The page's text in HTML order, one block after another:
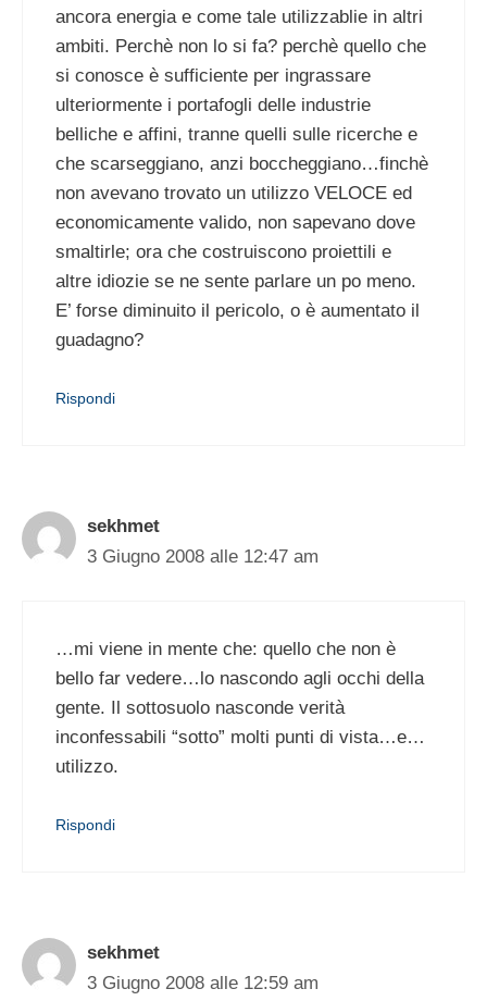
ancora energia e come tale utilizzablie in altri
ambiti. Perchè non lo si fa? perchè quello che
si conosce è sufficiente per ingrassare
ulteriormente i portafogli delle industrie
belliche e affini, tranne quelli sulle ricerche e
che scarseggiano, anzi boccheggiano…finchè
non avevano trovato un utilizzo VELOCE ed
economicamente valido, non sapevano dove
smaltirle; ora che costruiscono proiettili e
altre idiozie se ne sente parlare un po meno.
E’ forse diminuito il pericolo, o è aumentato il
guadagno?
Rispondi
sekhmet
3 Giugno 2008 alle 12:47 am
…mi viene in mente che: quello che non è
bello far vedere…lo nascondo agli occhi della
gente. Il sottosuolo nasconde verità
inconfessabili “sotto” molti punti di vista…e…
utilizzo.
Rispondi
sekhmet
3 Giugno 2008 alle 12:59 am